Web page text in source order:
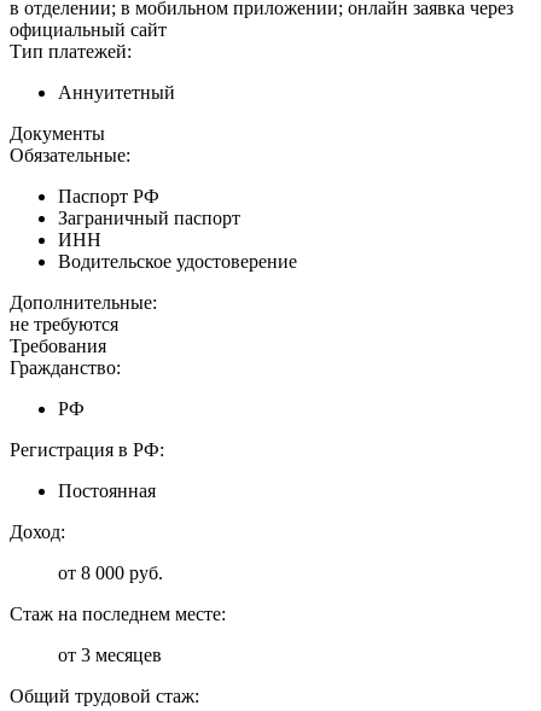
в отделении; в мобильном приложении; онлайн заявка через
официальный сайт
Тип платежей:
Аннуитетный
Документы
Обязательные:
Паспорт РФ
Заграничный паспорт
ИНН
Водительское удостоверение
Дополнительные:
не требуются
Требования
Гражданство:
РФ
Регистрация в РФ:
Постоянная
Доход:
от 8 000 руб.
Стаж на последнем месте:
от 3 месяцев
Общий трудовой стаж: